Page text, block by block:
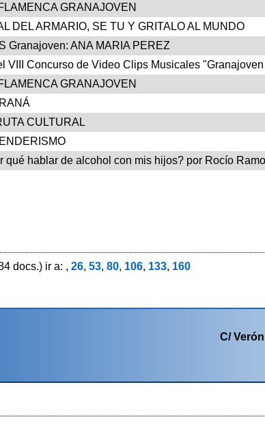
GRANAJOVEN
DEL ARMARIO, SE TU Y GRITALO AL MUNDO
Granajoven: ANA MARIA PEREZ
VIII Concurso de Video Clips Musicales
GRANAJOVEN
CULTURAL
qué hablar de alcohol con mis hijos? por Rocío
docs.) ir a: , 26, 53, 80, 106, 133, 160
C/